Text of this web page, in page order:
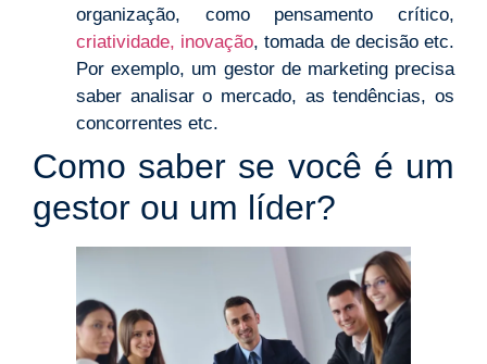
organização, como pensamento crítico,
criatividade, inovação, tomada de decisão etc.
Por exemplo, um gestor de marketing precisa
saber analisar o mercado, as tendências, os
concorrentes etc.
Como saber se você é um
gestor ou um líder?